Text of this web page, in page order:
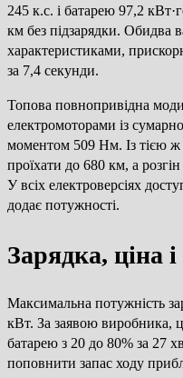
245 к.с. і батарею 97,2
км без підзарядки. Обидва
характеристиками,
за 7,4 секунди.
Топова повнопривідна
електромоторами із
моментом 509 Нм. Із тією
проїхати до 680 км, а
У всіх електроверсіях
додає потужності.
Зарядка, ціна
Максимальна потужність
кВт. За заявою виробника,
батарею з 20 до 80% за 27
поповнити запас ходу